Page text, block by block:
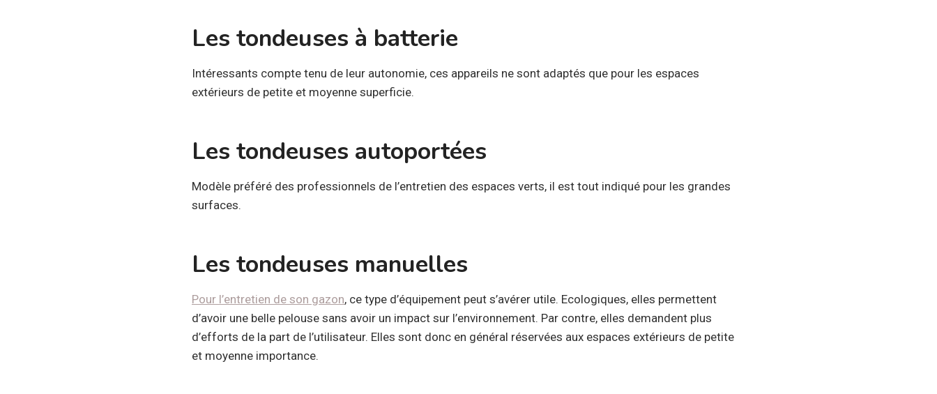
Les tondeuses à batterie
Intéressants compte tenu de leur autonomie, ces appareils ne sont adaptés que pour les espaces
extérieurs de petite et moyenne superficie.
Les tondeuses autoportées
Modèle préféré des professionnels de l’entretien des espaces verts, il est tout indiqué pour les grandes
surfaces.
Les tondeuses manuelles
Pour l’entretien de son gazon, ce type d’équipement peut s’avérer utile. Ecologiques, elles permettent
d’avoir une belle pelouse sans avoir un impact sur l’environnement. Par contre, elles demandent plus
d’efforts de la part de l’utilisateur. Elles sont donc en général réservées aux espaces extérieurs de petite
et moyenne importance.